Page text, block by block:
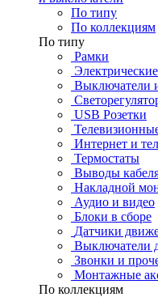
По типу
По коллекциям
По типу
Рамки
Выключатели
USB Розетки
Интернет и
Термостаты
Выводы
Накладной
Аудио и видео
Блоки в сборе
Датчики
Выключатели
Звонки и
Монтажные
По коллекциям